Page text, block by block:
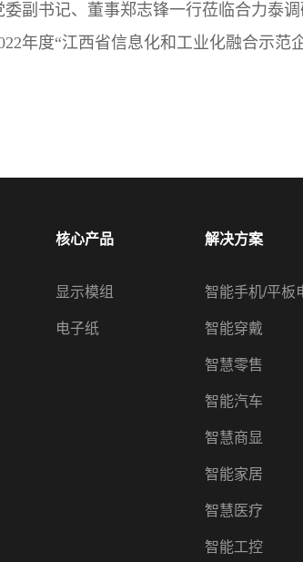
副书记、董事郑志锋一行莅临合力泰
年度“江西省信息化和工业化融合示范
核心产品
显示模组
电子纸
解决方案
智能手机/平板
智能穿戴
智慧零售
智能汽车
智慧商显
智能家居
智慧医疗
智能工控